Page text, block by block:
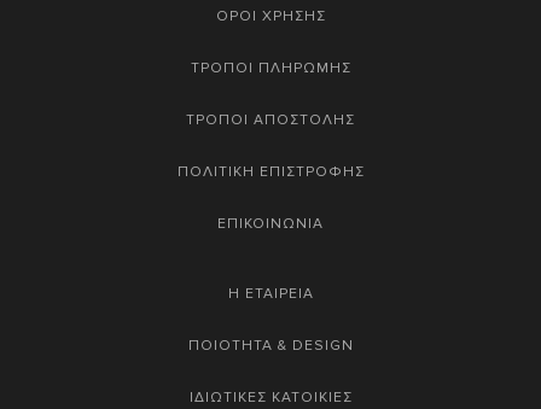
ΟΡΟΙ ΧΡΗΣΗΣ
ΤΡΟΠΟΙ ΠΛΗΡΩΜΗΣ
ΤΡΟΠΟΙ ΑΠΟΣΤΟΛΗΣ
ΠΟΛΙΤΙΚΗ ΕΠΙΣΤΡΟΦΗΣ
ΕΠΙΚΟΙΝΩΝΙΑ
Η ΕΤΑΙΡΕΙΑ
ΠΟΙΟΤΗΤΑ & DESIGN
ΙΔΙΩΤΙΚΕΣ ΚΑΤΟΙΚΙΕΣ